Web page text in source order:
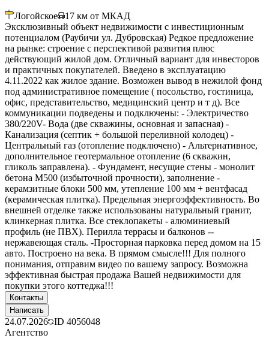
Логойское 17 км от МКАД
Эксклюзивный объект недвижимости с инвестиционным
потенциалом (Раубичи ул. Дубровская) Редкое предложение
на рынке: строение с перспективой развития плюс
действующий жилой дом. Отличный вариант для инвесторов
и практичных покупателей. Введено в эксплуатацию
4.11.2022 как жилое здание. Возможен вывод в нежилой фонд
под административное помещение ( посольство, гостиница,
офис, представительство, медицинский центр и т д). Все
коммуникации подведены и подключены: - Электричество
380/220V- Вода (две скважины, основная и запасная) -
Канализация (септик + большой переливной колодец) -
Центральный газ (отопление подключено) - Альтернативное,
дополнительное геотермальное отопление (6 скважин,
гликоль заправлена). - Фундамент, несущие стены - монолит
бетона М500 (избыточной прочности), заполнение -
керамзитные блоки 500 мм, утепление 100 мм + вентфасад
(керамическая плитка). Предельная энергоэффективность. Во
внешней отделке также использованы натуральный гранит,
клинкерная плитка. Все стеклопакеты - алюминиевый
профиль (не ПВХ). Перилла террасы и балконов --
нержавеющая сталь. -Просторная парковка перед домом на 15
авто. Построено на века. В прямом смысле!!! Для полного
понимания, отправим видео по вашему запросу. Возможна
эффективная быстрая продажа Вашей недвижимости для
покупки этого коттеджа!!!
Контакты
Написать
24.07.2026 ID 4056048
Агентство